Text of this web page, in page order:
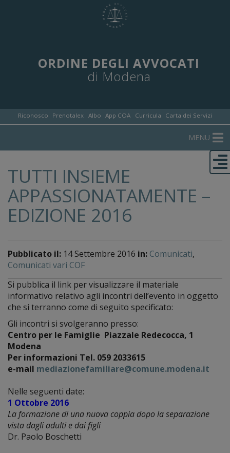
ORDINE DEGLI AVVOCATI
di Modena
Riconosco Prenotalex Albo App COA Curricula Carta dei Servizi
MENU
TUTTI INSIEME
APPASSIONATAMENTE –
EDIZIONE 2016
Pubblicato il: 14 Settembre 2016 in: Comunicati,
Comunicati vari COF
Si pubblica il link per visualizzare il materiale
informativo relativo agli incontri dell’evento in oggetto
che si terranno come di seguito specificato:
Gli incontri si svolgeranno presso:
Centro per le Famiglie Piazzale Redecocca, 1
Modena
Per informazioni Tel. 059 2033615
e-mail mediazionefamiliare@comune.modena.it
Nelle seguenti date:
1 Ottobre 2016
La formazione di una nuova coppia dopo la separazione
vista dagli adulti e dai figli
Dr. Paolo Boschetti